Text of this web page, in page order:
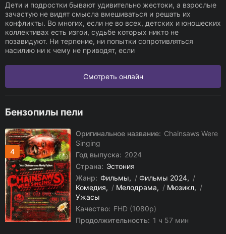
Дети и подростки бывают удивительно жестоки, а взрослые
зачастую не видят смысла вмешиваться и решать их
конфликты. Во многих, если не во всех, детских и юношеских
коллективах есть изгои, судьбе которых никто не
позавидуют. Ни терпение, ни попытки сопротивляться
насилию ни к чему не приводят, если
Смотреть онлайн
Бензопилы пели
4
Оригинальное название: Chainsaws Were
Singing
Год выпуска: 2024
Страна: Эстония
Жанр: Фильмы / Фильмы 2024
/
Комедия
/ Мелодрама / Мюзикл
/
Ужасы
Качество: FHD (1080p)
Продолжительность: 1 ч 57 мин